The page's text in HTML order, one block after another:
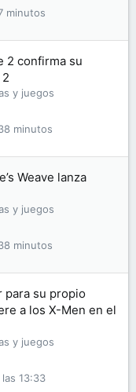
minutos
2 confirma su
y juegos
minutos
Weave lanza
y juegos
minutos
para su propio
a los X-Men en el
y juegos
13:33